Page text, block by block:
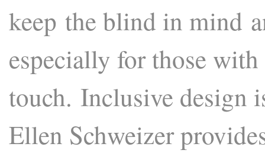
keep the blind in mind
especially for those
touch. Inclusive design
Ellen Schweizer